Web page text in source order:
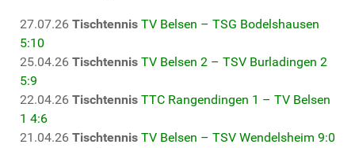
27.07.26 Tischtennis TV Belsen – TSG Bodelshausen
5:10
25.04.26 Tischtennis TV Belsen 2 – TSV Burladingen 2
5:9
22.04.26 Tischtennis TTC Rangendingen 1 – TV Belsen
1 4:6
21.04.26 Tischtennis TV Belsen – TSV Wendelsheim 9:0